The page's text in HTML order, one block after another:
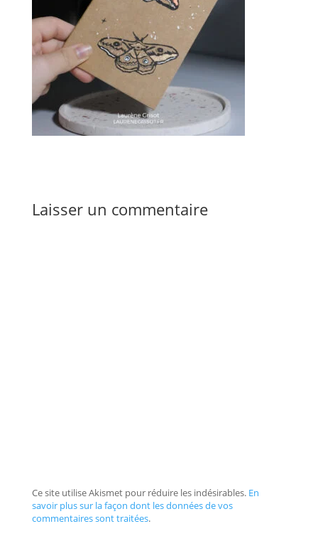
Laisser un commentaire
Ce site utilise Akismet pour réduire les indésirables. En
savoir plus sur la façon dont les données de vos
commentaires sont traitées.